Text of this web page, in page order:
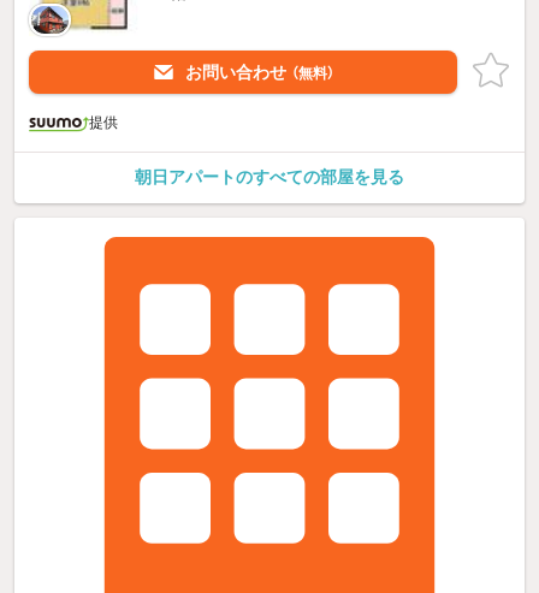
お問い合わせ （無料）
提供
朝日アパートのすべての部屋を見る